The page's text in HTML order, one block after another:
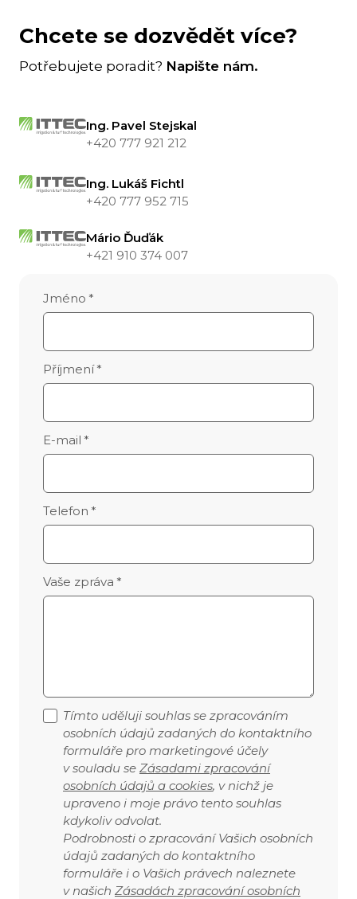
Chcete se dozvědět více?
Potřebujete poradit? Napište nám.
Ing. Pavel Stejskal
+420 777 921 212
Ing. Lukáš Fichtl
+420 777 952 715
Mário Ďuďák
+421 910 374 007
Jméno *
Příjmení *
E-mail *
Telefon *
Vaše zpráva *
Tímto uděluji souhlas se zpracováním
osobních údajů zadaných do kontaktního
formuláře pro marketingové účely
v souladu se Zásadami zpracování
osobních údajů a cookies, v nichž je
upraveno i moje právo tento souhlas
kdykoliv odvolat.
Podrobnosti o zpracování Vašich osobních
údajů zadaných do kontaktního
formuláře i o Vašich právech naleznete
v našich Zásadách zpracování osobních